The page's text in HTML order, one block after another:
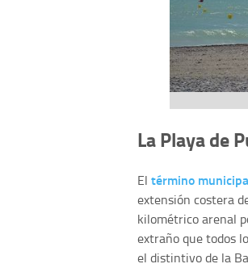
La Playa de
El término
extensión costera
kilométrico arenal
extraño que todos
el distintivo de la